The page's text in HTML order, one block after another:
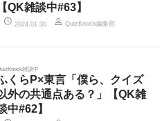
【QK雑談中#63】
2024.01.30 QuizKnock編集部
雑談中
くらP×東言「僕ら、クイズ
外の共通点ある？」【QK雑
中#62】